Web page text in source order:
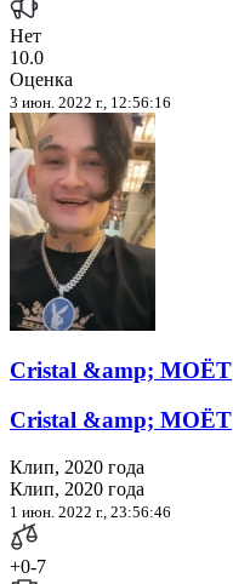
Нет
10.0
Оценка
3 июн. 2022 г., 12:56:16
Cristal &amp; МОЁТ
Cristal &amp; МОЁТ
Клип, 2020 года
Клип, 2020 года
1 июн. 2022 г., 23:56:46
+0-7